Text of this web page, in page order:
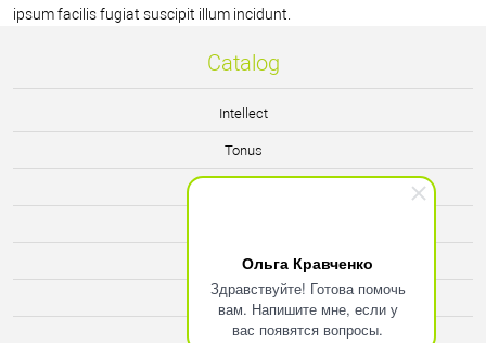
Ольга Кравченко
Здравствуйте! Готова помочь
вам. Напишите мне, если у
вас появятся вопросы.
ipsum facilis fugiat suscipit illum incidunt.
Catalog
Intellect
Tonus
Energy
Relax
Man's Force